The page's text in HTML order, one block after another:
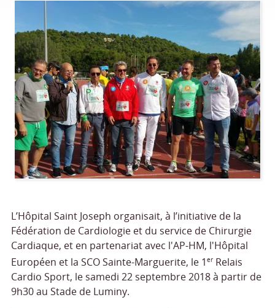
L’Hôpital Saint Joseph organisait, à l’initiative de la
Fédération de Cardiologie et du service de Chirurgie
Cardiaque, et en partenariat avec l'AP-HM, l'Hôpital
Européen et la SCO Sainte-Marguerite, le 1 erRelais
Cardio Sport, le samedi 22 septembre 2018 à partir de
9h30 au Stade de Luminy.